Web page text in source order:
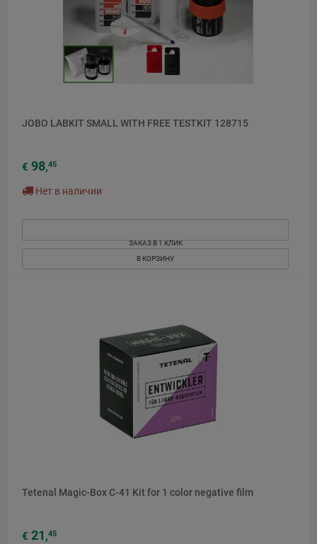
JOBO LABKIT SMALL WITH FREE TESTKIT 128715
€ 98,45
Нет в наличии
ЗАКАЗ В 1 КЛИК
В КОРЗИНУ
Tetenal Magic-Box C-41 Kit for 1 color negative film
€ 21 ,45